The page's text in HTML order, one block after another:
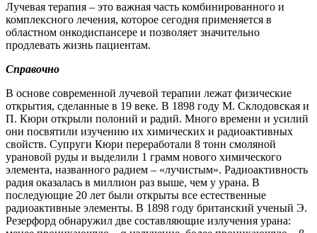
Лучевая терапия – это важная часть комбинированного и
комплексного лечения, которое сегодня применяется в
областном онкодиспансере и позволяет значительно
продлевать жизнь пациентам.
Справочно
В основе современной лучевой терапии лежат физические
открытия, сделанные в 19 веке. В 1898 году М. Склодовская и
П. Кюри открыли полоний и радий. Много времени и усилий
они посвятили изучению их химических и радиоактивных
свойств. Супруги Кюри переработали 8 тонн смоляной
урановой руды и выделили 1 грамм нового химического
элемента, названного радием – «лучистым». Радиоактивность
радия оказалась в миллион раз выше, чем у урана. В
последующие 20 лет были открыты все естественные
радиоактивные элементы. В 1898 году британский ученый Э.
Резерфорд обнаружил две составляющие излучения урана: